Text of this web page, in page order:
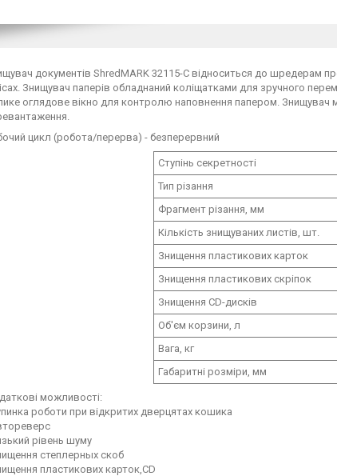
документів ShredMARK 32115-C відноситься до шредерам
Знищувач паперів обладнаний коліщатками для зручного
оглядове вікно для контролю наповнення папером. Знищувач
цикл (робота/перерва) - безперервний
Ступінь секретності
Тип різання
Фрагмент різання, мм
Кількість знищуваних листів, шт.
Знищення пластикових карток
Знищення пластикових скріпок
Знищення CD-дисків
Об'єм корзини, л
Вага, кг
Габаритні розміри, мм
можливості:
роботи при відкритих дверцятах кошика
рівень шуму
степлерных скоб
пластикових карток,CD